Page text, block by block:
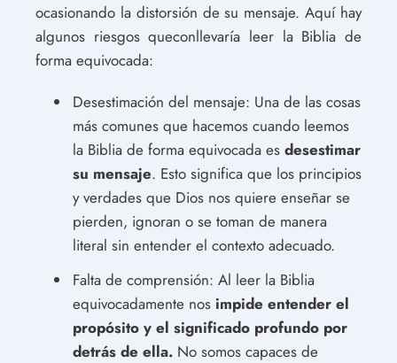
ocasionando la distorsión de su mensaje. Aquí hay
algunos riesgos queconllevaría leer la Biblia de
forma equivocada:
Desestimación del mensaje: Una de las cosas
más comunes que hacemos cuando leemos
la Biblia de forma equivocada es desestimar
su mensaje. Esto significa que los principios
y verdades que Dios nos quiere enseñar se
pierden, ignoran o se toman de manera
literal sin entender el contexto adecuado.
Falta de comprensión: Al leer la Biblia
equivocadamente nos impide entender el
propósito y el significado profundo por
detrás de ella. No somos capaces de